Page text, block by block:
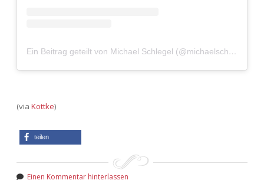
Ein Beitrag geteilt von Michael Schlegel (@michaelschlegelphotography)
(via Kottke)
teilen
Einen Kommentar hinterlassen